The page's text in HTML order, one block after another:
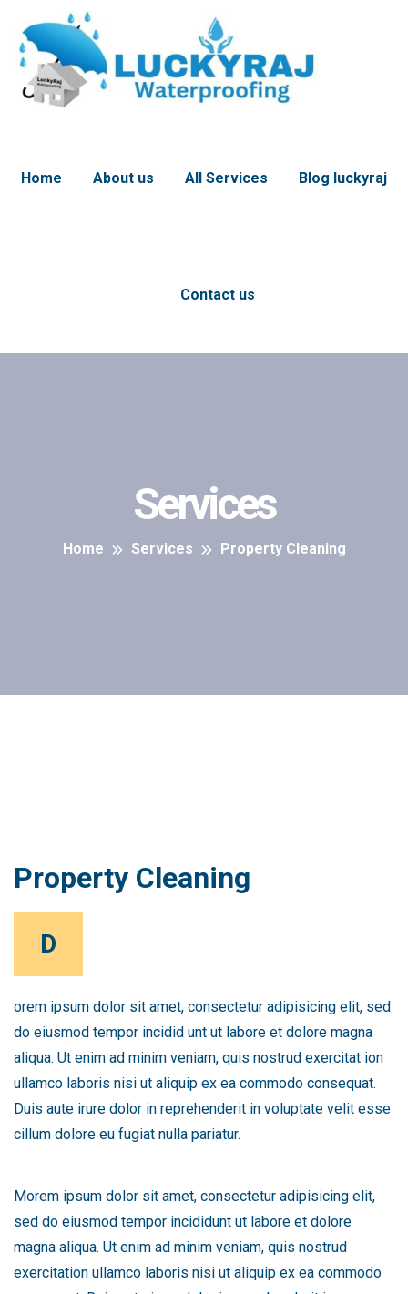
Home About us All Services Blog luckyraj
Contact us
Services
Home Services Property Cleaning
Property Cleaning
D
orem ipsum dolor sit amet, consectetur adipisicing elit, sed
do eiusmod tempor incidid unt ut labore et dolore magna
aliqua. Ut enim ad minim veniam, quis nostrud exercitat ion
ullamco laboris nisi ut aliquip ex ea commodo consequat.
Duis aute irure dolor in reprehenderit in voluptate velit esse
cillum dolore eu fugiat nulla pariatur.
Morem ipsum dolor sit amet, consectetur adipisicing elit,
sed do eiusmod tempor incididunt ut labore et dolore
magna aliqua. Ut enim ad minim veniam, quis nostrud
exercitation ullamco laboris nisi ut aliquip ex ea commodo